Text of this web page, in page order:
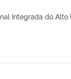
Integrada do